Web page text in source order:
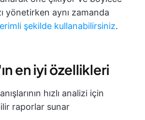
yönetirken aynı zamanda
şekilde kullanabilirsiniz.
en iyi özellikleri
hızlı analizi için
raporlar sunar